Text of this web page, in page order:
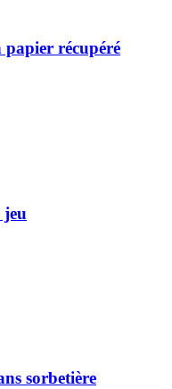
papier récupéré
jeu
sorbetière